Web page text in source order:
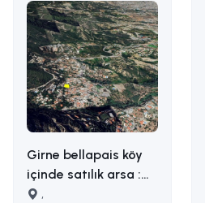
Girne bellapais köy
içinde satılık arsa :
İLETİŞİM: ADEM AKIN
,